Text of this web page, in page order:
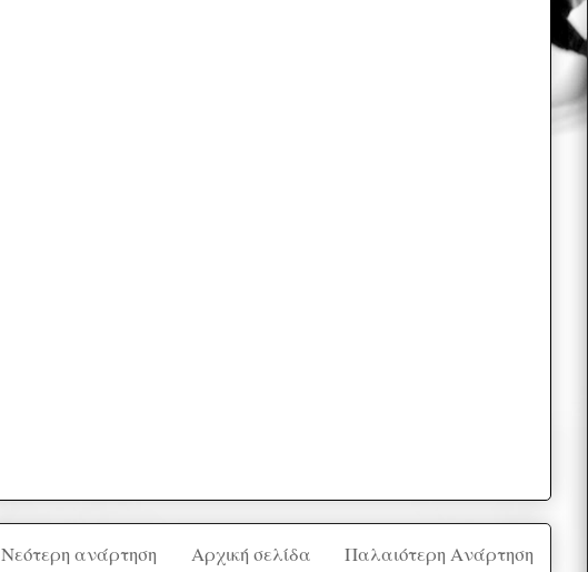
Νεότερη ανάρτηση Παλαιότερη Ανάρτηση
Αρχική σελίδα